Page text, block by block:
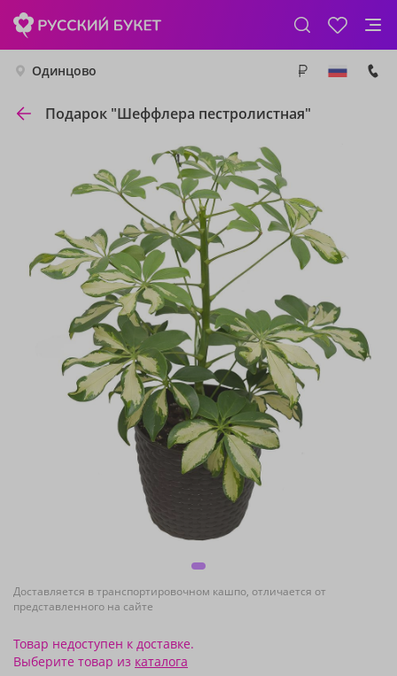
Одинцово
Подарок "Шеффлера пестролистная"
Доставляется в транспортировочном кашпо, отличается от
представленного на сайте
Товар недоступен к доставке.
Выберите товар из каталога